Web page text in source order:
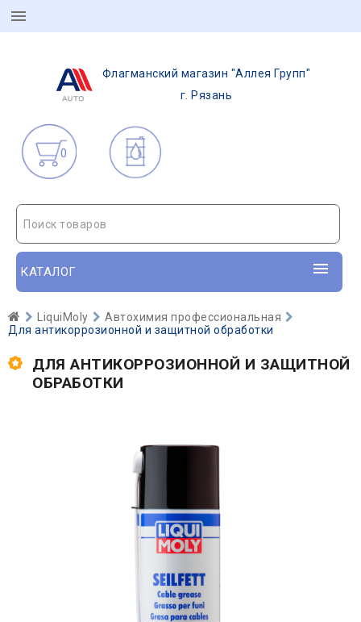
Флагманский магазин "Аллея Групп"
г. Рязань
0
Поиск товаров
КАТАЛОГ
LiquiMoly
Автохимия профессиональная
Для антикоррозионной и защитной обработки
ДЛЯ АНТИКОРРОЗИОННОЙ И ЗАЩИТНОЙ
ОБРАБОТКИ